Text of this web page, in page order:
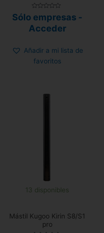
con
0
de
Sólo empresas -
Acceder
Añadir a mi lista de
favoritos
13 disponibles
Mástil Kugoo Kirin S8/S1
pro